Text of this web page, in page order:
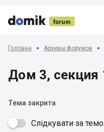


 

Головна Архивы форумов
Дом 3, секция
Тема закрита
Слідкувати за